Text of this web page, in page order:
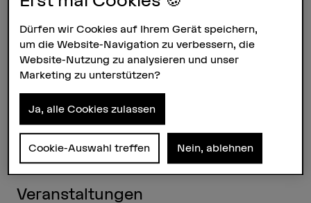
Kultur + Gesellschaft
CAS
DAS
SAS + Kurse
Über die Weiterbildung
Veranstaltungen
Dürfen wir Cookies auf Ihrem Gerät speichern,
um die Website-Navigation zu verbessern, die
Website-Nutzung zu analysieren und unser
Marketing zu unterstützen?
Ja, alle Cookies zulassen
Cookie-Auswahl treffen Nein, ablehnen